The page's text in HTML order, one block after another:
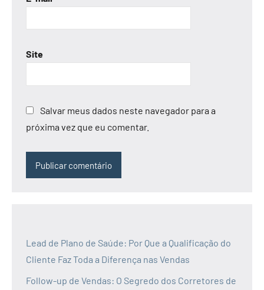
Site
Salvar meus dados neste navegador para a
próxima vez que eu comentar.
Lead de Plano de Saúde: Por Que a Qualificação do
Cliente Faz Toda a Diferença nas Vendas
Follow-up de Vendas: O Segredo dos Corretores de